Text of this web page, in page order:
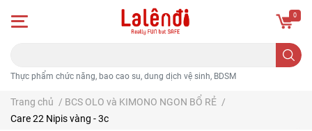
Thực phẩm chức năng, bao cao su, dung dịch vệ sinh, BDSM
0
Trang chủ / BCS OLO và KIMONO NGON BỔ RẺ /
Care 22 Nipis vàng - 3c